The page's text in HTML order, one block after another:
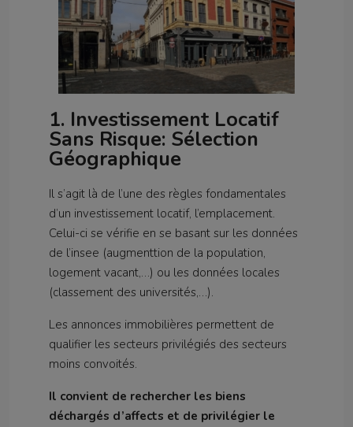
1. Investissement Locatif
Sans Risque: Sélection
Géographique
Il s’agit là de l’une des règles fondamentales
d’un investissement locatif, l’emplacement.
Celui-ci se vérifie en se basant sur les données
de l’insee (augmenttion de la population,
logement vacant,…) ou les données locales
(classement des universités,…).
Les annonces immobilières permettent de
qualifier les secteurs privilégiés des secteurs
moins convoités.
Il convient de rechercher les biens
déchargés d’affects et de privilégier le